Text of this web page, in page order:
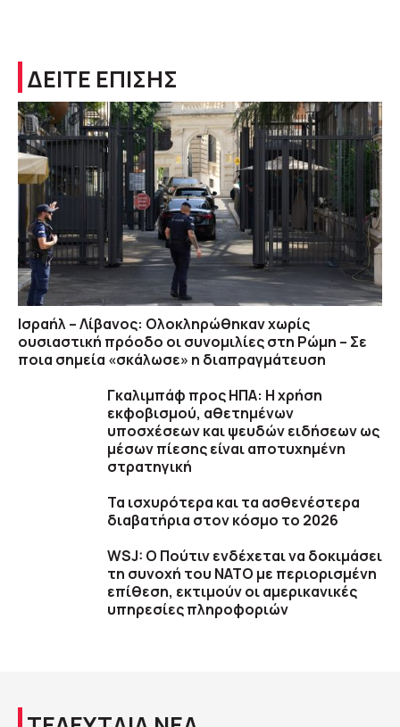
ΔΕΙΤΕ ΕΠΙΣΗΣ
Ισραήλ – Λίβανος: Ολοκληρώθηκαν χωρίς
ουσιαστική πρόοδο οι συνομιλίες στη Ρώμη – Σε
ποια σημεία «σκάλωσε» η διαπραγμάτευση
Γκαλιμπάφ προς ΗΠΑ: Η χρήση
εκφοβισμού, αθετημένων
υποσχέσεων και ψευδών ειδήσεων ως
μέσων πίεσης είναι αποτυχημένη
στρατηγική
Τα ισχυρότερα και τα ασθενέστερα
διαβατήρια στον κόσμο το 2026
WSJ: Ο Πούτιν ενδέχεται να δοκιμάσει
τη συνοχή του ΝΑΤΟ με περιορισμένη
επίθεση, εκτιμούν οι αμερικανικές
υπηρεσίες πληροφοριών